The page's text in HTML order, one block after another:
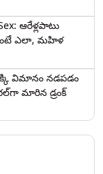
ఆరేళ్లపాటు
ఎలా, మహిళ
విమానం నడపడం
మారిన డ్రంక్‌